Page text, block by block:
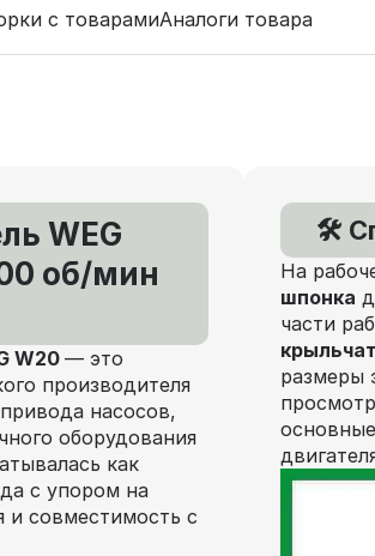
с товарамиАналоги товара
WEG
об/мин
W20 — это
производителя
насосов,
оборудования
как
с упором на
и совместимость с
🛠️
На
шпонка
части
размеры